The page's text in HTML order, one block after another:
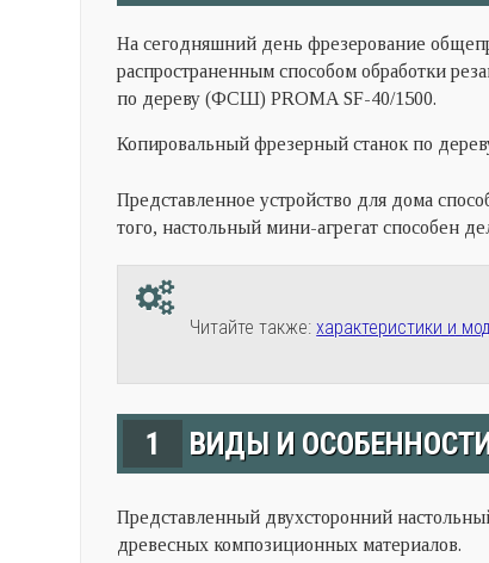
На сегодняшний день фрезерование
распространенным способом обработки
по дереву (ФСШ) PROMA SF-40/1500.
Копировальный фрезерный станок по
Представленное устройство для дома
того, настольный мини-агрегат способен
Читайте также:характеристики и
1 ВИДЫ И
Представленный двухсторонний
древесных композиционных материалов.